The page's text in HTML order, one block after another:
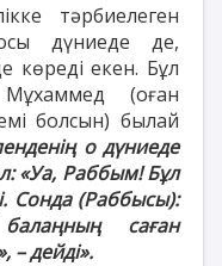
тәрбиелеген
дүниеде де,
көреді екен. Бұл
(оған
болсын) былай
о дүниеде
«Уа, Раббым! Бұл
Сонда (Раббысы):
саған
– дейді».